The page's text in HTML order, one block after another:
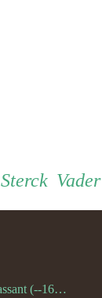
Vader
Lijsbet / Lijsie Bassant (--1687)